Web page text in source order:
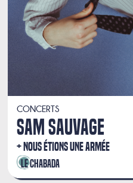
CONCERTS
SAM SAUVAGE
NOUS ÉTIONS UNE ARMÉE
Le Chabada